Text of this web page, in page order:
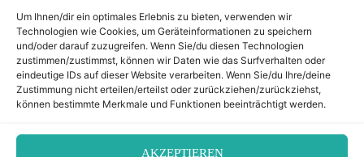
Um Ihnen/dir ein optimales Erlebnis zu bieten, verwenden wir
Technologien wie Cookies, um Geräteinformationen zu speichern
und/oder darauf zuzugreifen. Wenn Sie/du diesen Technologien
zustimmen/zustimmst, können wir Daten wie das Surfverhalten oder
eindeutige IDs auf dieser Website verarbeiten. Wenn Sie/du Ihre/deine
Zustimmung nicht erteilen/erteilst oder zurückziehen/zurückziehst,
können bestimmte Merkmale und Funktionen beeinträchtigt werden.
AKZEPTIEREN
©2026 Der Transkribierer